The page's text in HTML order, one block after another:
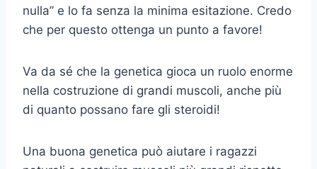
nulla” e lo fa senza la minima esitazione. Credo
che per questo ottenga un punto a favore!
Va da sé che la genetica gioca un ruolo enorme
nella costruzione di grandi muscoli, anche più
di quanto possano fare gli steroidi!
Una buona genetica può aiutare i ragazzi